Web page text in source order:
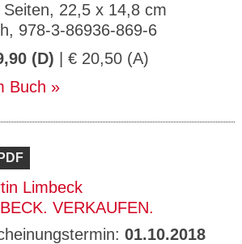
Seiten, 22,5 x 14,8 cm
978-3-86936-869-6
(D) | € 20,50 (A)
Buch
PDF
Limbeck
VERKAUFEN.
01.10.2018